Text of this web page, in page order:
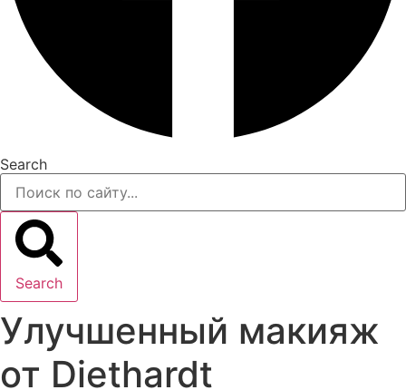
Search
Search
Улучшенный макияж
от Diethardt